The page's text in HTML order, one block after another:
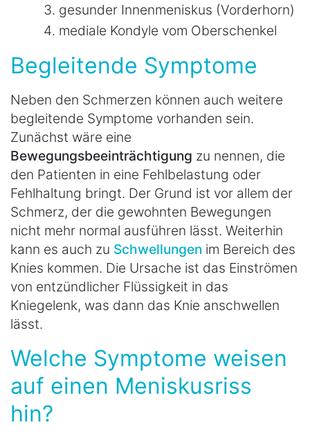
gesunder Innenmeniskus (Vorderhorn)
mediale Kondyle vom Oberschenkel
Begleitende Symptome
Neben den Schmerzen können auch weitere
begleitende Symptome vorhanden sein.
Zunächst wäre eine
Bewegungsbeeinträchtigung zu nennen, die
den Patienten in eine Fehlbelastung oder
Fehlhaltung bringt. Der Grund ist vor allem der
Schmerz, der die gewohnten Bewegungen
nicht mehr normal ausführen lässt. Weiterhin
kann es auch zu Schwellungen im Bereich des
Knies kommen. Die Ursache ist das Einströmen
von entzündlicher Flüssigkeit in das
Kniegelenk, was dann das Knie anschwellen
lässt.
Welche Symptome weisen
auf einen Meniskusriss
hin?